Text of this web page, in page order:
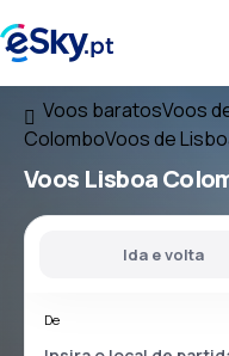
Voos baratosVoos
ColomboVoos de
Voos Lisboa
Ida e volta
De